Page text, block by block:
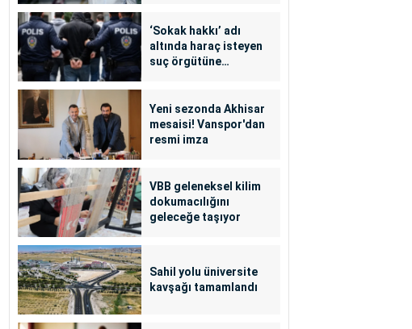
‘Sokak hakkı’ adı
altında haraç isteyen
suç örgütüne
Yeni sezonda Akhisar
mesaisi! Vanspor'dan
resmi imza
VBB geleneksel kilim
dokumacılığını
geleceğe taşıyor
Sahil yolu üniversite
kavşağı tamamlandı